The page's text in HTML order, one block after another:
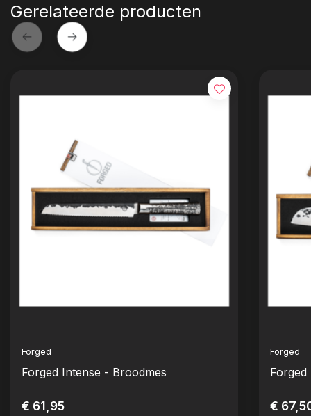
Gerelateerde producten
Forged
Forged Intense - Broodmes
€ 61,95
Forged
€